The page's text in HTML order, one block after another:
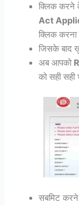
क्लिक करने
Act
क्लिक करना
जिसके बाद
अब आपको
को सही
सबमिट करने